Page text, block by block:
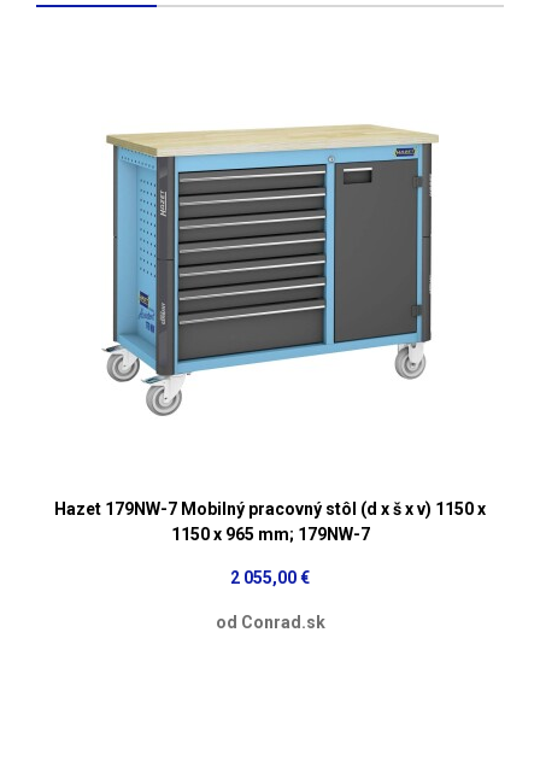
Hazet 179NW-7 Mobilný pracovný stôl (d x š x v) 1150 x
1150 x 965 mm; 179NW-7
2 055,00 €
od Conrad.sk